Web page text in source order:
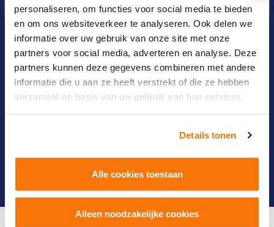
personaliseren, om functies voor social media te bieden
en om ons websiteverkeer te analyseren. Ook delen we
informatie over uw gebruik van onze site met onze
partners voor social media, adverteren en analyse. Deze
partners kunnen deze gegevens combineren met andere
informatie die u aan ze heeft verstrekt of die ze hebben
verzameld op basis van uw gebruik van hun services.
Details tonen
Alle cookies toestaan
Alleen noodzakelijke cookies
Q Care medical services B.V.
Service door héél NL
Inschrijven nieuwsbrief